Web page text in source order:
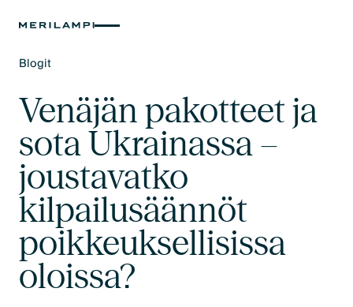
Blogit
Venäjän pakotteet ja
sota Ukrainassa –
joustavatko
kilpailusäännöt
poikkeuksellisissa
oloissa?